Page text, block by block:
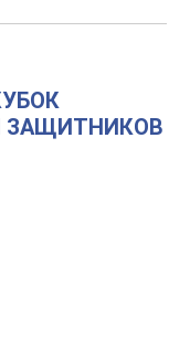
ЗАЩИТНИКОВ